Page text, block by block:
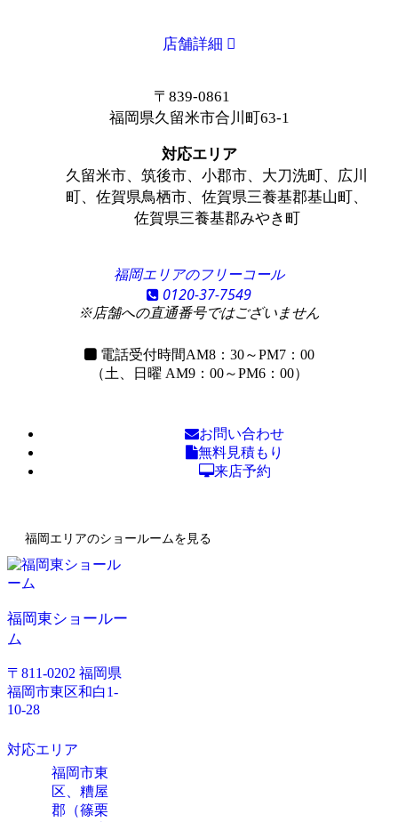
店舗詳細
〒839-0861
福岡県久留米市合川町63-1
対応エリア
久留米市、筑後市、小郡市、大刀洗町、広川
町、佐賀県鳥栖市、佐賀県三養基郡基山町、
佐賀県三養基郡みやき町
福岡エリアのフリーコール
0120-37-7549
※店舗への直通番号ではございません
電話受付時間AM8：30～PM7：00
（土、日曜 AM9：00～PM6：00）
お問い合わせ
無料見積もり
来店予約
福岡エリアのショールームを見る
福岡東ショールー
ム
〒811-0202 福岡県
福岡市東区和白1-
10-28
対応エリア
福岡市東
区、糟屋
郡（篠栗